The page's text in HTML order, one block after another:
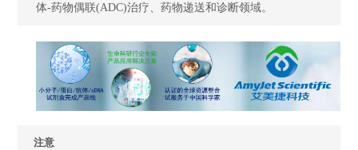
体-药物偶联(ADC)治疗、药物递送和诊断领域。
注意